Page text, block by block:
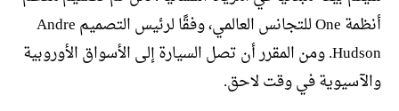
أنظمة One للتجانس العالمي، وفقًا لرئيس التصميم Andre
Hudson. ومن المقرر أن تصل السيارة إلى الأسواق الأوروبية
والآسيوية في وقت لاحق.